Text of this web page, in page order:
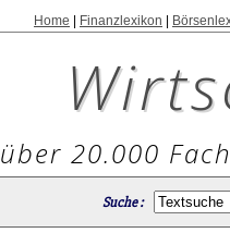
Home Finanzlexikon
über 20.000
Suche :